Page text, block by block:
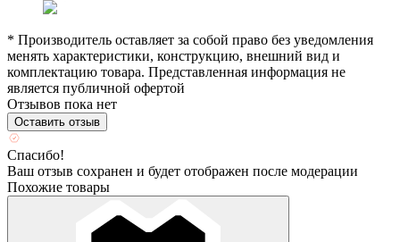
* Производитель оставляет за собой право без уведомления
менять характеристики, конструкцию, внешний вид и
комплектацию товара. Представленная информация не
является публичной офертой
Отзывов пока нет
Оставить отзыв
Спасибо!
Ваш отзыв сохранен и будет отображен после модерации
Похожие товары